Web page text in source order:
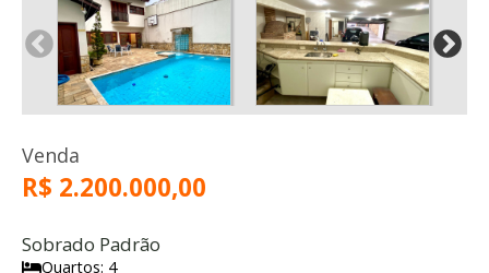
Venda
R$ 2.200.000,00
Sobrado Padrão
Quartos: 4